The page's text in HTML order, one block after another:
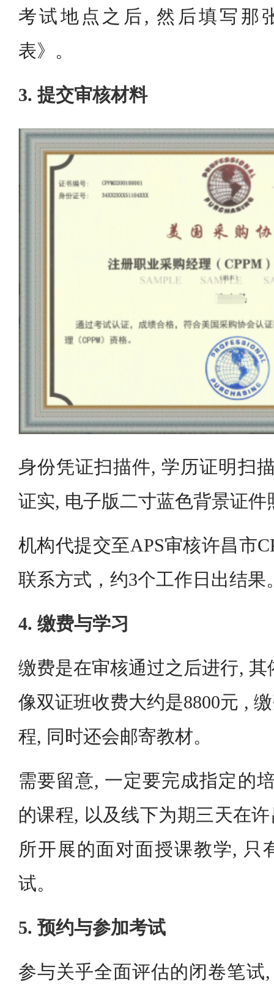
考试地点之后, 然后填写那
表》。
3. 提交审核材料
身份凭证扫描件, 学历证明扫
证实, 电子版二寸蓝色背景证件
机构代提交至APS审核许昌市
联系方式，约3个工作日出结果
4. 缴费与学习
缴费是在审核通过之后进行,
像双证班收费大约是8800元 ,
程, 同时还会邮寄教材。
需要留意, 一定要完成指定的
的课程, 以及线下为期三天在
所开展的面对面授课教学, 只
试。
5. 预约与参加考试
参与关乎全面评估的闭卷笔试